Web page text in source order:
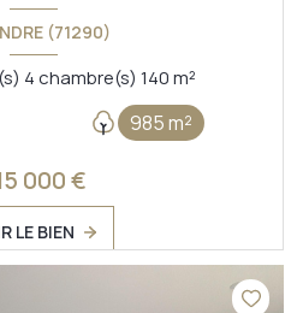
(71290)
Maison 6 pièce(s) 4 chambre(s) 140 m²
985 m²
000 €
LE BIEN